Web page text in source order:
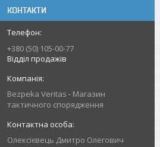
КОНТАКТИ
+380 (50) 105-00-77
Відділ продажів
Bezpeka Veritas - Магазин
тактичного спорядження
Олексієвець Дмитро Олегович